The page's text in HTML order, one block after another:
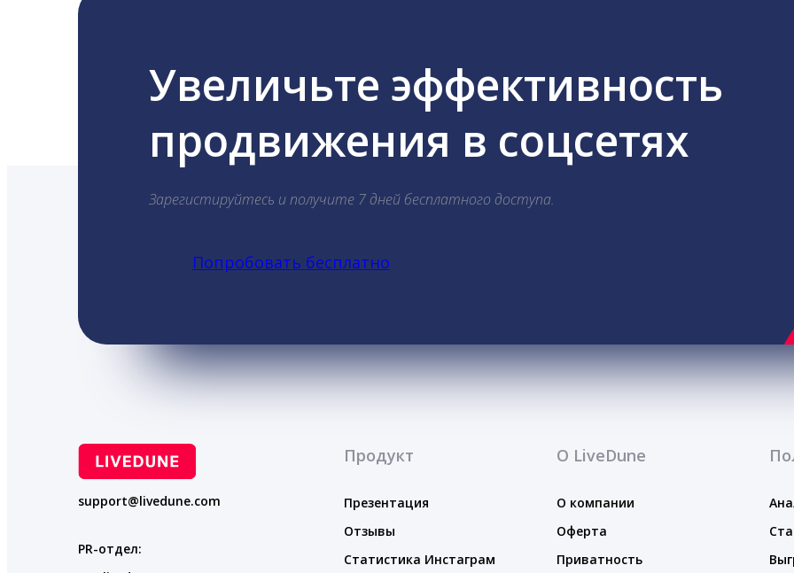
Увеличьте эффективность
продвижения в соцсетях
Зарегистируйтесь и получите 7 дней бесплатного доступа.
Попробовать бесплатно
support@livedune.com
PR-отдел:
Продукт
Презентация
Отзывы
Статистика Инстаграм
О LiveDune
О компании
Оферта
Приватность